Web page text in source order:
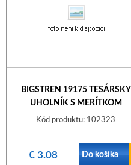
BIGSTREN 19175 TESÁRSKY
UHOLNÍK S MERÍTKOM
Kód produktu: 102323
€ 3.08 Do košíka